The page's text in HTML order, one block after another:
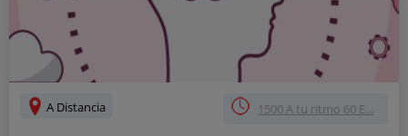
A Distancia 1500 A tu ritmo 60 E...